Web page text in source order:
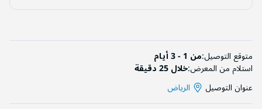
متوقع التوصيل:من 1 - 3 أيام
استلام من المعرض:خلال 25 دقيقة
عنوان التوصيل
الرياض